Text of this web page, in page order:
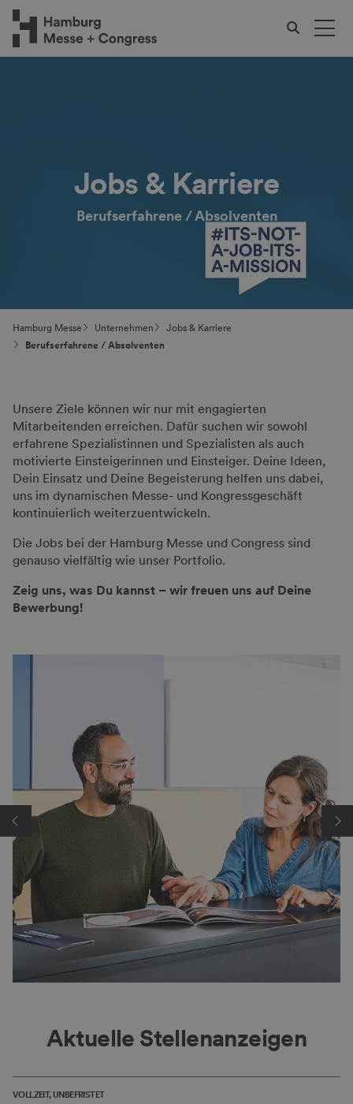
Jobs & Karriere
Berufserfahrene / Absolventen
Hamburg Messe Unternehmen
Jobs & Karriere
Berufserfahrene / Absolventen
Unsere Ziele können wir nur mit engagierten
Mitarbeitenden erreichen. Dafür suchen wir sowohl
erfahrene Spezialistinnen und Spezialisten als auch
motivierte Einsteigerinnen und Einsteiger. Deine Ideen,
Dein Einsatz und Deine Begeisterung helfen uns dabei,
uns im dynamischen Messe- und Kongressgeschäft
kontinuierlich weiterzuentwickeln.
Die Jobs bei der Hamburg Messe und Congress sind
genauso vielfältig wie unser Portfolio.
Zeig uns, was Du kannst – wir freuen uns auf Deine
Bewerbung!
Aktuelle Stellenanzeigen
VOLLZEIT, UNBEFRISTET